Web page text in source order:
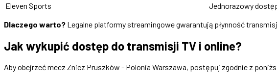
Eleven Sports
Jednorazowy
Dlaczego warto? Legalne platformy streamingowe gwarantują płynność
Jak wykupić dostęp do transmisji TV i online?
Aby obejrzeć mecz Znicz Pruszków - Polonia Warszawa, postępuj zgodnie z